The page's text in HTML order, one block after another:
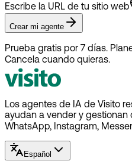
Escribe la URL de tu sitio web
Crear mi agente
Prueba gratis por 7 días.
Cancela cuando quieras.
Los agentes de IA de Visito
ayudan a vender y
WhatsApp, Instagram,
Español